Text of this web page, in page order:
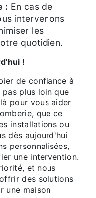
: En cas de
intervenons
les
quotidien.
!
de confiance à
pas plus loin que
pour vous aider
que ce
installations ou
dès aujourd'hui
personnalisées,
une intervention.
et nous
des solutions
une maison